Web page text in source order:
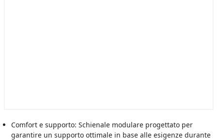
Comfort e supporto: Schienale modulare progettato per
garantire un supporto ottimale in base alle esigenze durante